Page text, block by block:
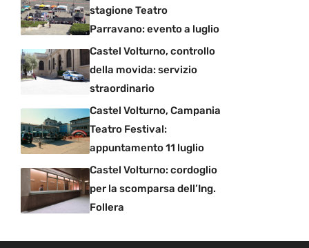
stagione Teatro
Parravano: evento a luglio
Castel Volturno, controllo
della movida: servizio
straordinario
Castel Volturno, Campania
Teatro Festival:
appuntamento 11 luglio
Castel Volturno: cordoglio
per la scomparsa dell’Ing.
Follera